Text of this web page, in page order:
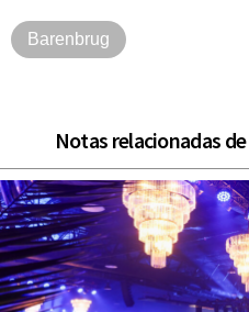
Barenbrug
Notas relacionadas de